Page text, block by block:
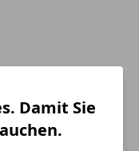
Damit Sie